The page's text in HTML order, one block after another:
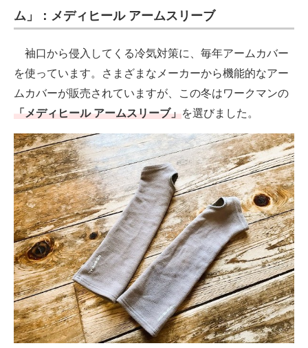
ム」：メディヒール アームスリーブ
袖口から侵入してくる冷気対策に、毎年アームカバー
を使っています。さまざまなメーカーから機能的なアー
ムカバーが販売されていますが、この冬はワークマンの
「メディヒール アームスリーブ」を選びました。